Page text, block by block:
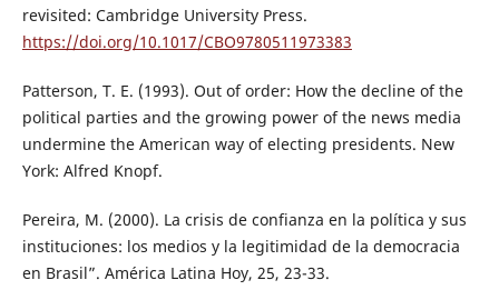
revisited: Cambridge University Press.
https://doi.org/10.1017/CBO9780511973383
Patterson, T. E. (1993). Out of order: How the decline of the
political parties and the growing power of the news media
undermine the American way of electing presidents. New
York: Alfred Knopf.
Pereira, M. (2000). La crisis de confianza en la política y sus
instituciones: los medios y la legitimidad de la democracia
en Brasil”. América Latina Hoy, 25, 23-33.